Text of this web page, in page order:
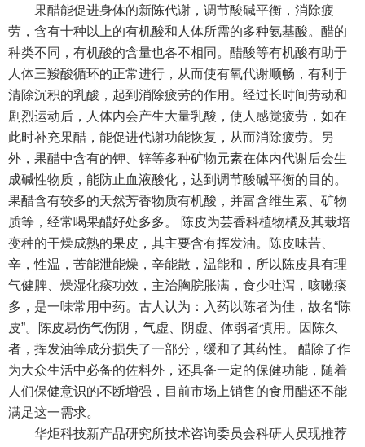
果醋能促进身体的新陈代谢，调节酸碱平衡，消除疲
劳，含有十种以上的有机酸和人体所需的多种氨基酸。醋的
种类不同，有机酸的含量也各不相同。醋酸等有机酸有助于
人体三羧酸循环的正常进行，从而使有氧代谢顺畅，有利于
清除沉积的乳酸，起到消除疲劳的作用。经过长时间劳动和
剧烈运动后，人体内会产生大量乳酸，使人感觉疲劳，如在
此时补充果醋，能促进代谢功能恢复，从而消除疲劳。另
外，果醋中含有的钾、锌等多种矿物元素在体内代谢后会生
成碱性物质，能防止血液酸化，达到调节酸碱平衡的目的。
果醋含有较多的天然芳香物质有机酸，并富含维生素、矿物
质等，经常喝果醋好处多多。
陈皮为芸香科植物橘及其栽培
变种的干燥成熟的果皮，其主要含有挥发油。陈皮味苦、
辛，性温，苦能泄能燥，辛能散，温能和，所以陈皮具有理
气健脾、燥湿化痰功效，主治胸脘胀满，食少吐泻，咳嗽痰
多，是一味常用中药。古人认为：入药以陈者为佳，故名“陈
皮”。陈皮易伤气伤阴，气虚、阴虚、体弱者慎用。因陈久
者，挥发油等成分损失了一部分，缓和了其药性。
醋除了作
为大众生活中必备的佐料外，还具备一定的保健功能，随着
人们保健意识的不断增强，目前市场上销售的食用醋还不能
满足这一需求。
华炬科技新产品研究所技术咨询委员会科研人员现推荐